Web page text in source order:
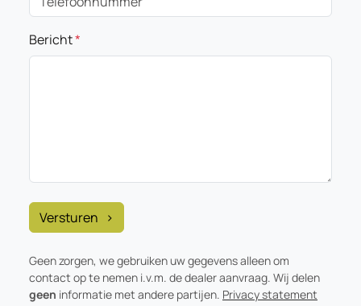
Bericht*
Geen zorgen, we gebruiken uw gegevens alleen om
contact op te nemen i.v.m. de dealer aanvraag. Wij delen
geen informatie met andere partijen. Privacy statement